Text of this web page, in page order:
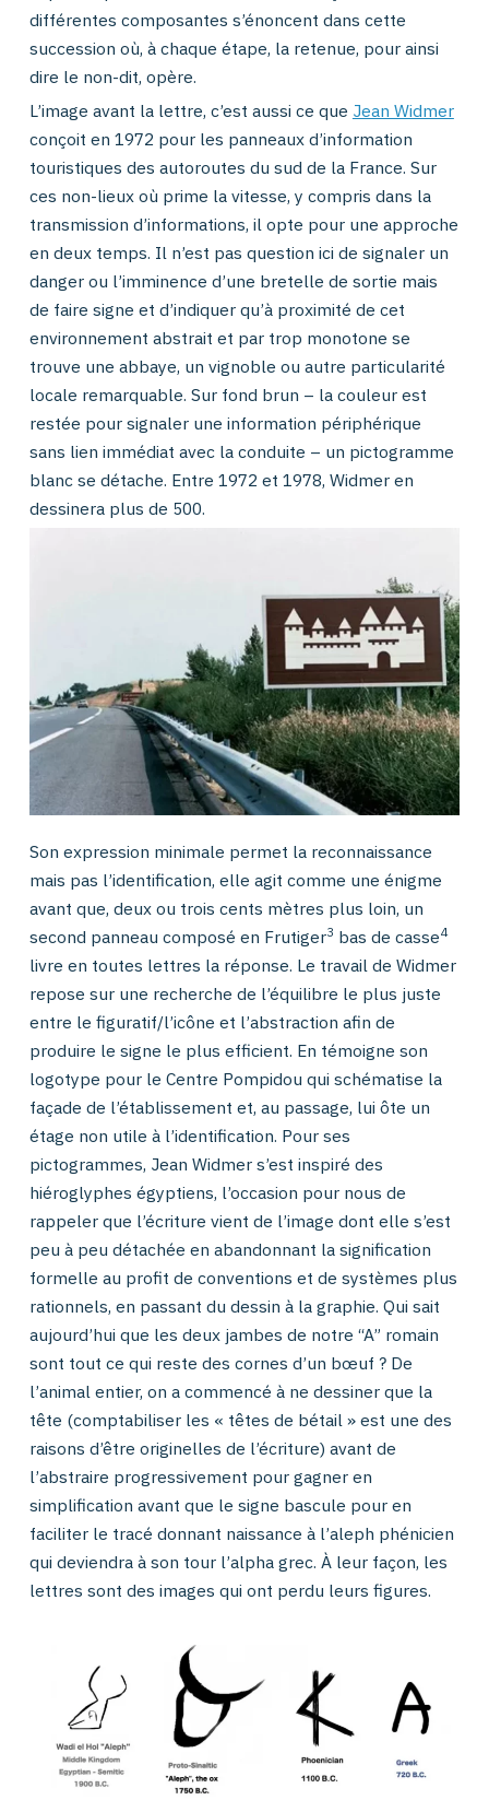
différentes composantes s’énoncent dans cette
succession où, à chaque étape, la retenue, pour ainsi
dire le non-dit, opère.
L’image avant la lettre, c’est aussi ce que Jean Widmer
conçoit en 1972 pour les panneaux d’information
touristiques des autoroutes du sud de la France. Sur
ces non-lieux où prime la vitesse, y compris dans la
transmission d’informations, il opte pour une approche
en deux temps. Il n’est pas question ici de signaler un
danger ou l’imminence d’une bretelle de sortie mais
de faire signe et d’indiquer qu’à proximité de cet
environnement abstrait et par trop monotone se
trouve une abbaye, un vignoble ou autre particularité
locale remarquable. Sur fond brun – la couleur est
restée pour signaler une information périphérique
sans lien immédiat avec la conduite – un pictogramme
blanc se détache. Entre 1972 et 1978, Widmer en
dessinera plus de 500.
Son expression minimale permet la reconnaissance
mais pas l’identification, elle agit comme une énigme
avant que, deux ou trois cents mètres plus loin, un
second panneau composé en Frutiger3 bas de casse4
livre en toutes lettres la réponse. Le travail de Widmer
repose sur une recherche de l’équilibre le plus juste
entre le figuratif/l’icône et l’abstraction afin de
produire le signe le plus efficient. En témoigne son
logotype pour le Centre Pompidou qui schématise la
façade de l’établissement et, au passage, lui ôte un
étage non utile à l’identification. Pour ses
pictogrammes, Jean Widmer s’est inspiré des
hiéroglyphes égyptiens, l’occasion pour nous de
rappeler que l’écriture vient de l’image dont elle s’est
peu à peu détachée en abandonnant la signification
formelle au profit de conventions et de systèmes plus
rationnels, en passant du dessin à la graphie. Qui sait
aujourd’hui que les deux jambes de notre “A” romain
sont tout ce qui reste des cornes d’un bœuf ? De
l’animal entier, on a commencé à ne dessiner que la
tête (comptabiliser les « têtes de bétail » est une des
raisons d’être originelles de l’écriture) avant de
l’abstraire progressivement pour gagner en
simplification avant que le signe bascule pour en
faciliter le tracé donnant naissance à l’aleph phénicien
qui deviendra à son tour l’alpha grec. À leur façon, les
lettres sont des images qui ont perdu leurs figures.